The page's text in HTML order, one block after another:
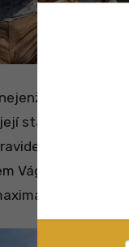
nepříjemné,
stárnutí a může
Řešením
Vágnerem
pohodlné